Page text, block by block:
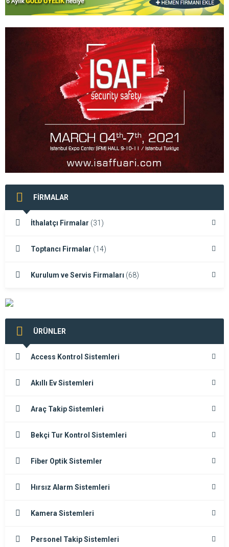
FİRMALAR
İthalatçı Firmalar (31)
Toptancı Firmalar (14)
Kurulum ve Servis Firmaları (68)
ÜRÜNLER
Access Kontrol Sistemleri
Akıllı Ev Sistemleri
Araç Takip Sistemleri
Bekçi Tur Kontrol Sistemleri
Fiber Optik Sistemler
Hırsız Alarm Sistemleri
Kamera Sistemleri
Personel Takip Sistemleri